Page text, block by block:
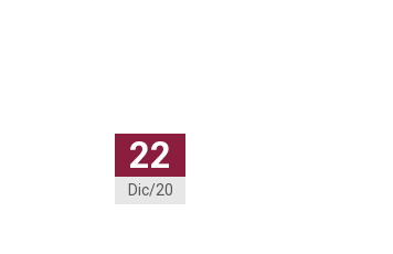
22
Dic/20